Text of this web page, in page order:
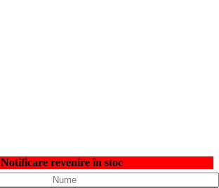
Notificare revenire în stoc